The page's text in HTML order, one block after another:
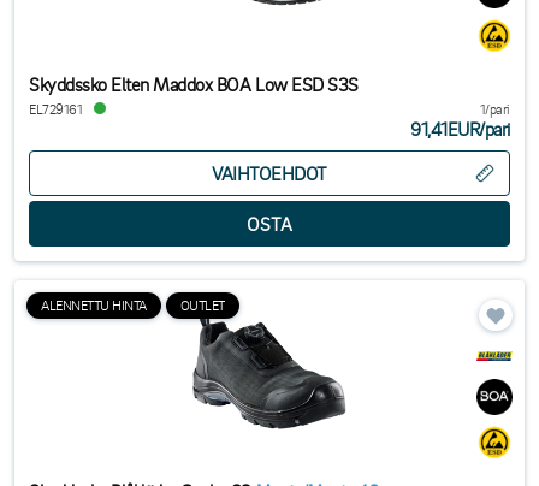
Skyddssko Elten Maddox BOA Low ESD S3S
EL729161 1/pari
91,41EUR/pari
VAIHTOEHDOT
ALENNETTU HINTA OUTLET